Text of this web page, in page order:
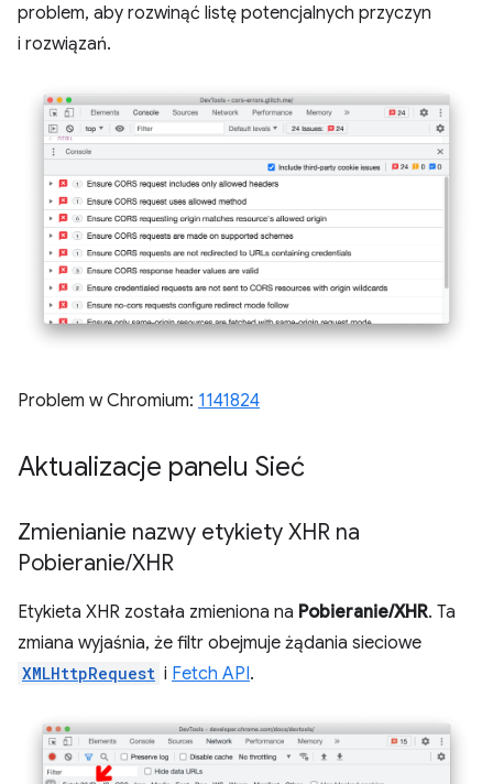
problem, aby rozwinąć listę potencjalnych przyczyn
i rozwiązań.
Problem w Chromium: 1141824
Aktualizacje panelu Sieć
Zmienianie nazwy etykiety XHR na
Pobieranie/XHR
Etykieta XHR została zmieniona na Pobieranie/XHR. Ta
zmiana wyjaśnia, że filtr obejmuje żądania sieciowe
XMLHttpRequest i Fetch API.